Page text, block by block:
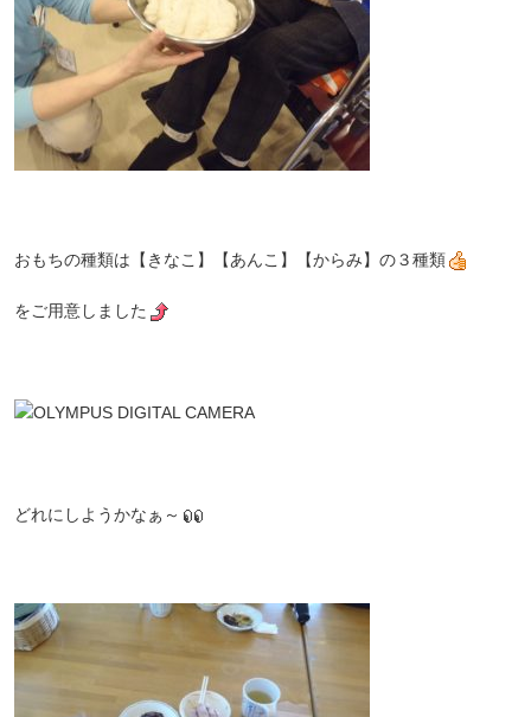
おもちの種類は【きなこ】【あんこ】【からみ】の３種類
をご用意しました
どれにしようかなぁ～